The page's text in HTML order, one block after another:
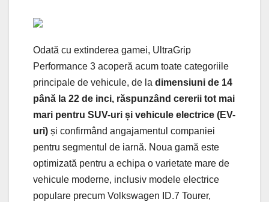
Odată cu extinderea gamei, UltraGrip
Performance 3 acoperă acum toate categoriile
principale de vehicule, de la dimensiuni de 14
până la 22 de inci, răspunzând cererii tot mai
mari pentru SUV-uri și vehicule electrice (EV-
uri) și confirmând angajamentul companiei
pentru segmentul de iarnă. Noua gamă este
optimizată pentru a echipa o varietate mare de
vehicule moderne, inclusiv modele electrice
populare precum Volkswagen ID.7 Tourer,